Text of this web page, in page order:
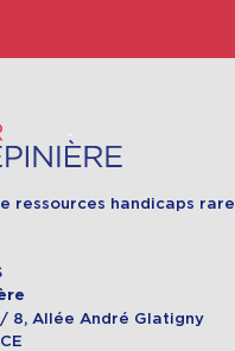
ressources handicaps
/ 8, Allée André Glatigny